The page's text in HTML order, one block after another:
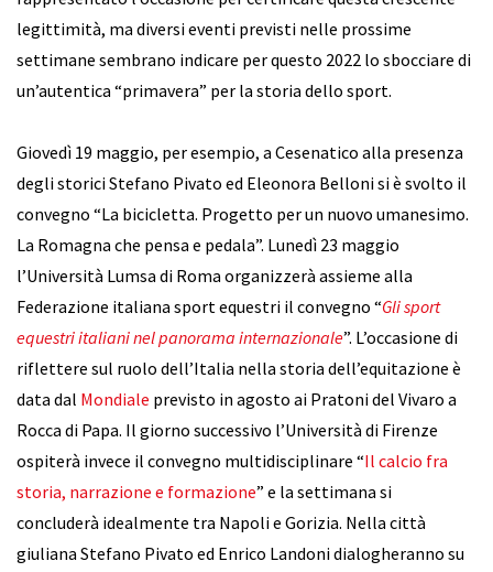
legittimità, ma diversi eventi previsti nelle prossime
settimane sembrano indicare per questo 2022 lo sbocciare di
un’autentica “primavera” per la storia dello sport.
Giovedì 19 maggio, per esempio, a Cesenatico alla presenza
degli storici Stefano Pivato ed Eleonora Belloni si è svolto il
convegno “La bicicletta. Progetto per un nuovo umanesimo.
La Romagna che pensa e pedala”. Lunedì 23 maggio
l’Università Lumsa di Roma organizzerà assieme alla
Federazione italiana sport equestri il convegno “Gli sport
equestri italiani nel panorama internazionale”. L’occasione di
riflettere sul ruolo dell’Italia nella storia dell’equitazione è
data dal Mondiale previsto in agosto ai Pratoni del Vivaro a
Rocca di Papa. Il giorno successivo l’Università di Firenze
ospiterà invece il convegno multidisciplinare “Il calcio fra
storia, narrazione e formazione” e la settimana si
concluderà idealmente tra Napoli e Gorizia. Nella città
giuliana Stefano Pivato ed Enrico Landoni dialogheranno su